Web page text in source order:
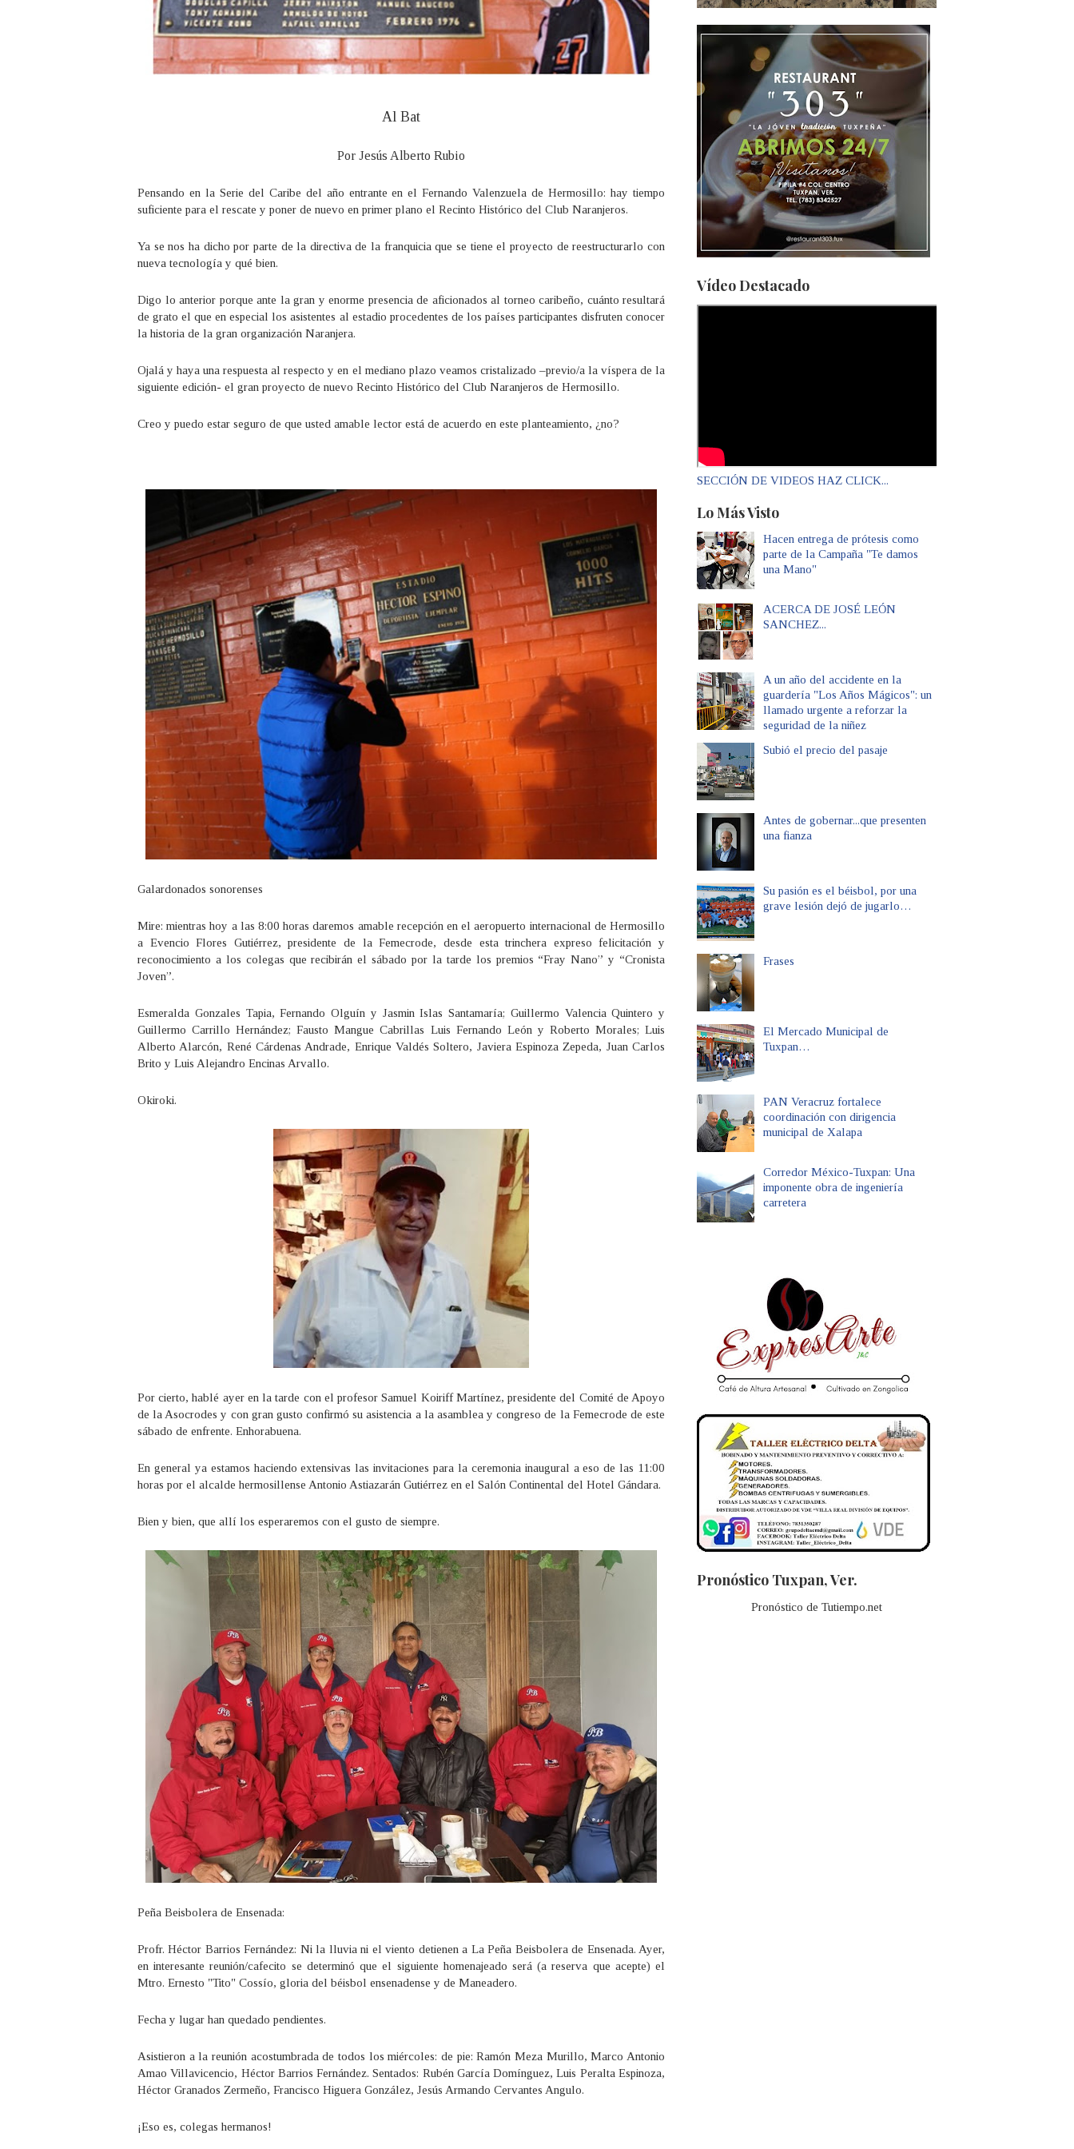
Al Bat
Por Jesús Alberto Rubio
Pensando en la Serie del Caribe del año entrante en el Fernando Valenzuela de Hermosillo: hay tiempo
suficiente para el rescate y poner de nuevo en primer plano el Recinto Histórico del Club Naranjeros.
Ya se nos ha dicho por parte de la directiva de la franquicia que se tiene el proyecto de reestructurarlo con
nueva tecnología y qué bien.
Digo lo anterior porque ante la gran y enorme presencia de aficionados al torneo caribeño, cuánto resultará
de grato el que en especial los asistentes al estadio procedentes de los países participantes disfruten conocer
la historia de la gran organización Naranjera.
Ojalá y haya una respuesta al respecto y en el mediano plazo veamos cristalizado –previo/a la víspera de la
siguiente edición- el gran proyecto de nuevo Recinto Histórico del Club Naranjeros de Hermosillo.
Creo y puedo estar seguro de que usted amable lector está de acuerdo en este planteamiento, ¿no?
Galardonados sonorenses
Mire: mientras hoy a las 8:00 horas daremos amable recepción en el aeropuerto internacional de Hermosillo
a Evencio Flores Gutiérrez, presidente de la Femecrode, desde esta trinchera expreso felicitación y
reconocimiento a los colegas que recibirán el sábado por la tarde los premios “Fray Nano” y “Cronista
Joven”.
Esmeralda Gonzales Tapia, Fernando Olguín y Jasmin Islas Santamaría; Guillermo Valencia Quintero y
Guillermo Carrillo Hernández; Fausto Mangue Cabrillas Luis Fernando León y Roberto Morales; Luis
Alberto Alarcón, René Cárdenas Andrade, Enrique Valdés Soltero, Javiera Espinoza Zepeda, Juan Carlos
Brito y Luis Alejandro Encinas Arvallo.
Okiroki.
Por cierto, hablé ayer en la tarde con el profesor Samuel Koiriff Martínez, presidente del Comité de Apoyo
de la Asocrodes y con gran gusto confirmó su asistencia a la asamblea y congreso de la Femecrode de este
sábado de enfrente. Enhorabuena.
En general ya estamos haciendo extensivas las invitaciones para la ceremonia inaugural a eso de las 11:00
horas por el alcalde hermosillense Antonio Astiazarán Gutiérrez en el Salón Continental del Hotel Gándara.
Bien y bien, que allí los esperaremos con el gusto de siempre.
Peña Beisbolera de Ensenada:
Profr. Héctor Barrios Fernández: Ni la lluvia ni el viento detienen a La Peña Beisbolera de Ensenada. Ayer,
en interesante reunión/cafecito se determinó que el siguiente homenajeado será (a reserva que acepte) el
Mtro. Ernesto "Tito" Cossío, gloria del béisbol ensenadense y de Maneadero.
Fecha y lugar han quedado pendientes.
Asistieron a la reunión acostumbrada de todos los miércoles: de pie: Ramón Meza Murillo, Marco Antonio
Amao Villavicencio, Héctor Barrios Fernández. Sentados: Rubén García Domínguez, Luis Peralta Espinoza,
Héctor Granados Zermeño, Francisco Higuera González, Jesús Armando Cervantes Angulo.
¡Eso es, colegas hermanos!
Vídeo Destacado
SECCIÓN DE VIDEOS HAZ CLICK...
Lo Más Visto
Hacen entrega de prótesis como
parte de la Campaña "Te damos
una Mano"
ACERCA DE JOSÉ LEÓN
SANCHEZ...
A un año del accidente en la
guardería "Los Años Mágicos": un
llamado urgente a reforzar la
seguridad de la niñez
Subió el precio del pasaje
Antes de gobernar...que presenten
una fianza
Su pasión es el béisbol, por una
grave lesión dejó de jugarlo…
Frases
El Mercado Municipal de
Tuxpan…
PAN Veracruz fortalece
coordinación con dirigencia
municipal de Xalapa
Corredor México-Tuxpan: Una
imponente obra de ingeniería
carretera
Pronóstico Tuxpan, Ver.
Pronóstico de Tutiempo.net